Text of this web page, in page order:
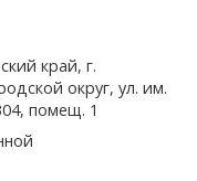
край, г.
округ, ул. им.
помещ. 1